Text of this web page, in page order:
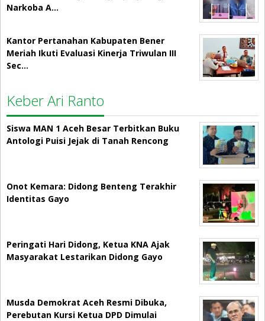
Narkoba A…
Kantor Pertanahan Kabupaten Bener
Meriah Ikuti Evaluasi Kinerja Triwulan III
Sec…
Keber Ari Ranto
Siswa MAN 1 Aceh Besar Terbitkan Buku
Antologi Puisi Jejak di Tanah Rencong
Onot Kemara: Didong Benteng Terakhir
Identitas Gayo
Peringati Hari Didong, Ketua KNA Ajak
Masyarakat Lestarikan Didong Gayo
Musda Demokrat Aceh Resmi Dibuka,
Perebutan Kursi Ketua DPD Dimulai